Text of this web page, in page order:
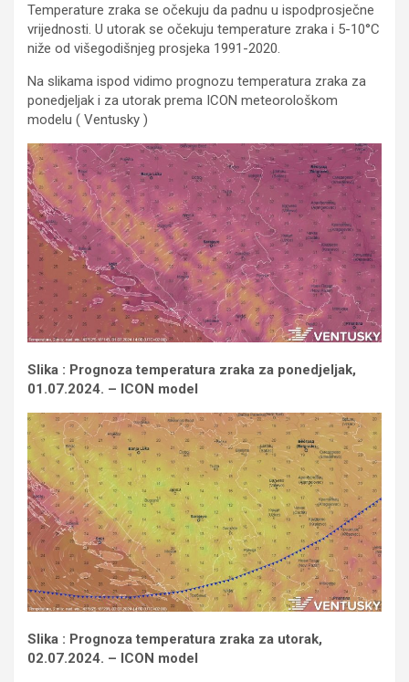
Temperature zraka se očekuju da padnu u ispodprosječne
vrijednosti. U utorak se očekuju temperature zraka i 5-10°C
niže od višegodišnjeg prosjeka 1991-2020.
Na slikama ispod vidimo prognozu temperatura zraka za
ponedjeljak i za utorak prema ICON meteorološkom
modelu ( Ventusky )
Slika : Prognoza temperatura zraka za ponedjeljak,
01.07.2024. – ICON model
Slika : Prognoza temperatura zraka za utorak,
02.07.2024. – ICON model